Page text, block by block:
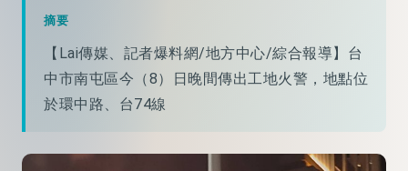
摘要
【Lai傳媒、記者爆料網/地方中心/綜合報導】台
中市南屯區今（8）日晚間傳出工地火警，地點位
於環中路、台74線